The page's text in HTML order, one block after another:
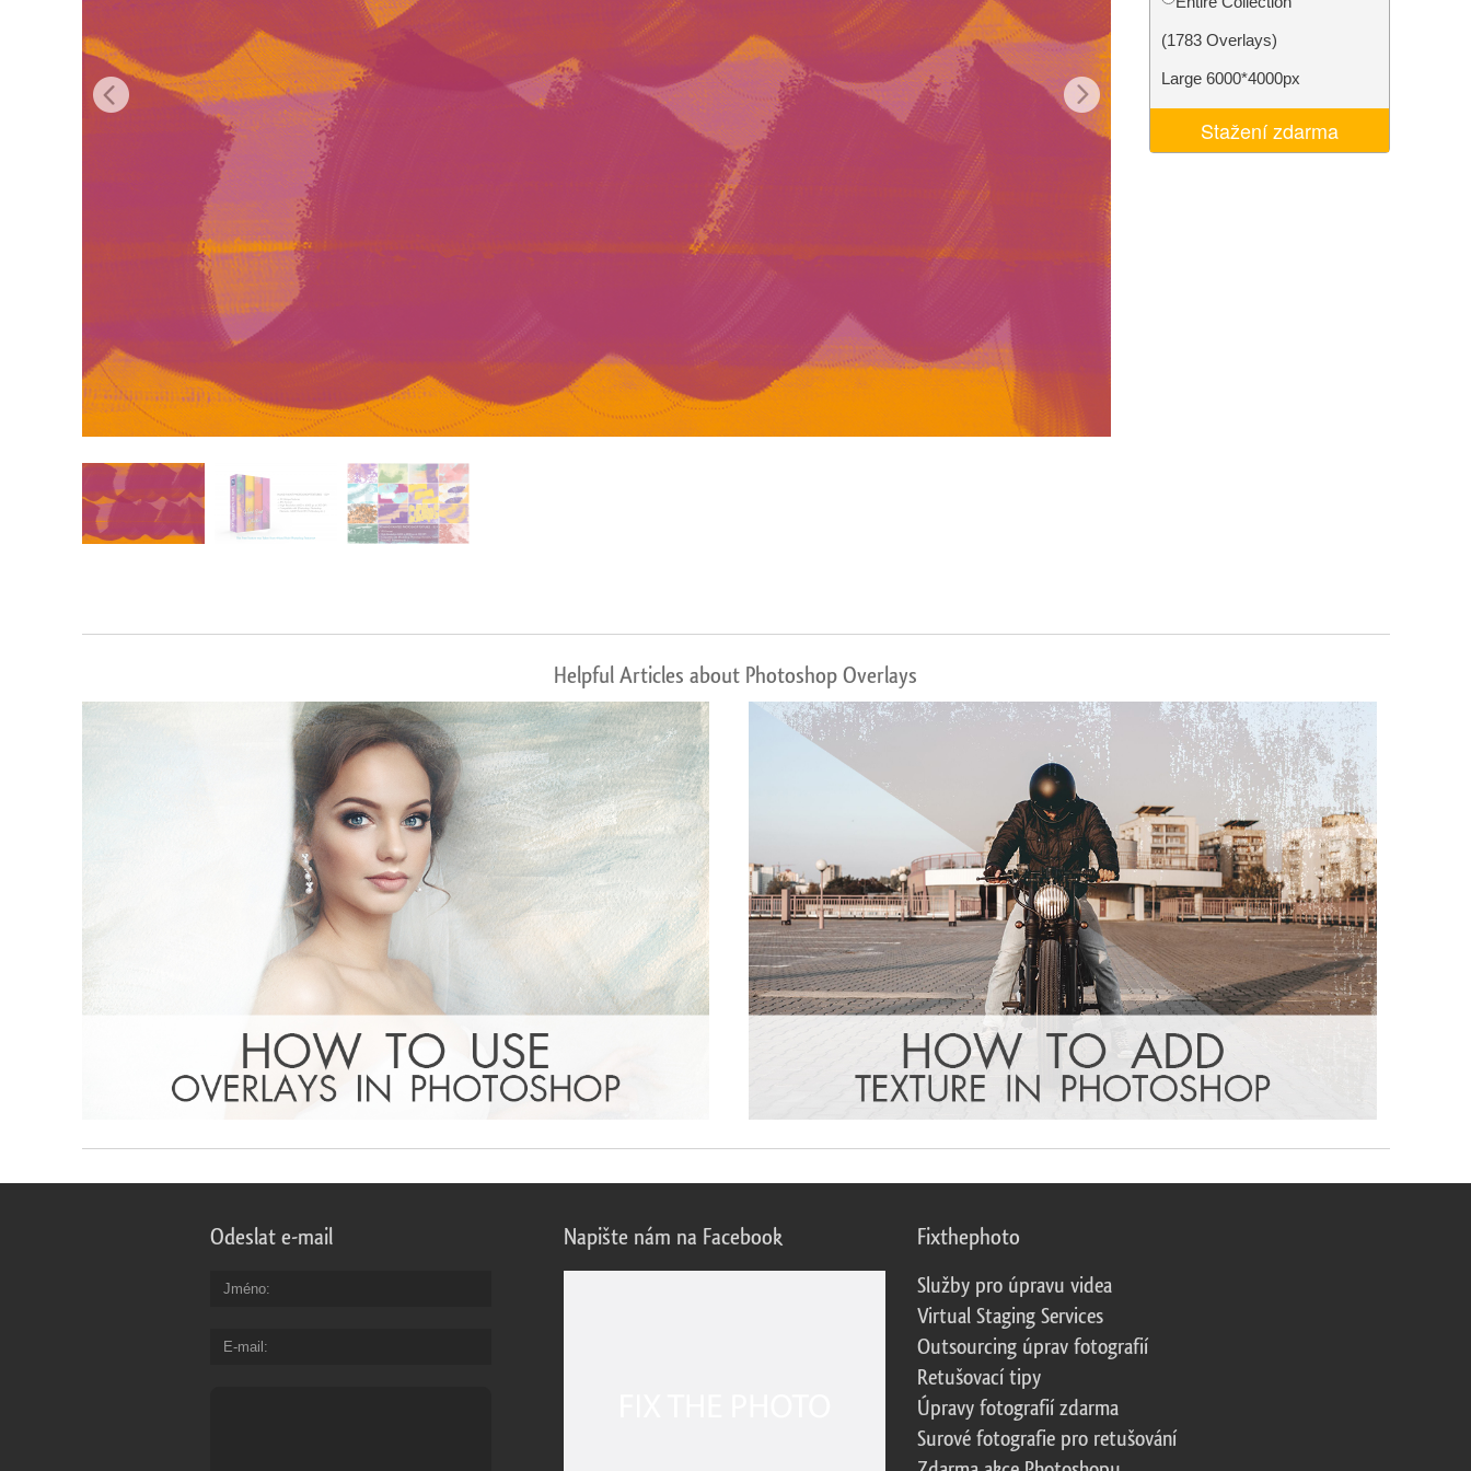
Služby retušování produktů Služby retušování šperků Data pro výcvik AI
(1783 Overlays)
Large 6000*4000px
Stažení zdarma
Helpful Articles about Photoshop Overlays
Odeslat e-mail
Jméno
E-mail
Napište nám na Facebook Fixthephoto
Služby pro úpravu videa
Virtual Staging Services
Outsourcing úprav fotografií
Retušovací tipy
Úpravy fotografií zdarma
Surové fotografie pro retušování